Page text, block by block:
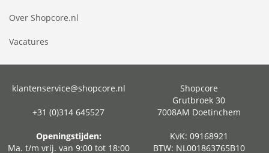
Over Shopcore.nl
Vacatures
klantenservice@shopcore.nl
+31 (0)314 645527
Openingstijden:
Ma. t/m vrij. van 9:00 tot 18:00
Shopcore
Grutbroek 30
7008AM Doetinchem
KvK: 09168921
BTW: NL001863765B10